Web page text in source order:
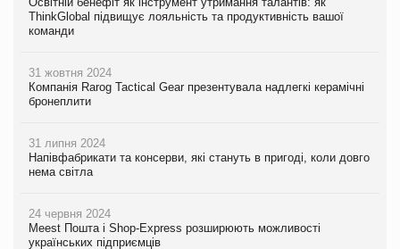
ThinkGlobal підвищує лояльність та продуктивність вашої
команди
31 жовтня 2024
Компанія Rarog Tactical Gear презентувала надлегкі керамічні
бронеплити
31 липня 2024
Напівфабрикати та консерви, які стануть в пригоді, коли довго
нема світла
24 червня 2024
Meest Пошта і Shop-Express розширюють можливості
українських підприємців